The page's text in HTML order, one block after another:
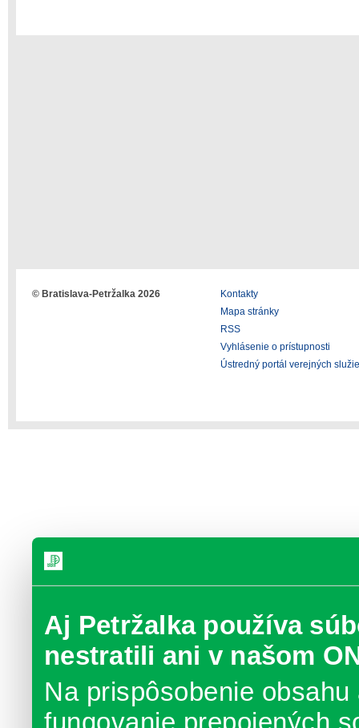
Aj Petržalka používa
nestratili ani v našom
Na prispôsobenie
© Bratislava-Petržalka 2026
Kontakty
Mapa stránky
RSS
Vyhlásenie o prístupnosti
Ústredný portál verejných